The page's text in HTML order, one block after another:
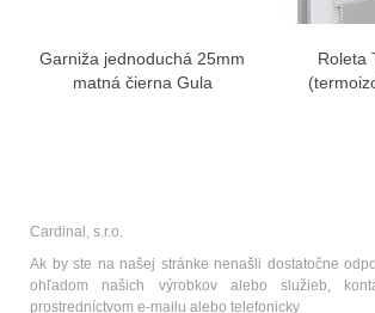
Garniža jednoduchá 25mm
matná čierna Gula
Roleta
Cardinal, s.r.o.
Ak by ste na našej stránke nenašli dostatočne
ohľadom našich výrobkov alebo služieb,
prostredníctvom e-mailu alebo telefonicky